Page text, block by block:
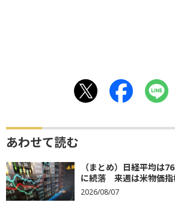
あわせて読む
（まとめ）日経平均は
に続落 来週は米物価指
2026/08/07